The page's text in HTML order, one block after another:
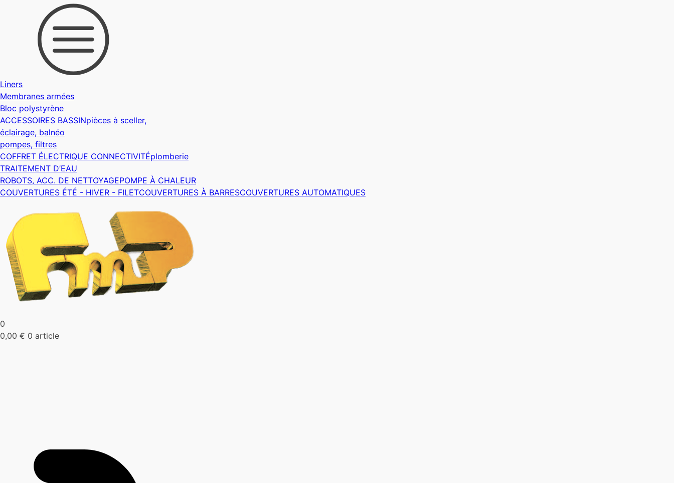
Liners
Membranes armées
Bloc polystyrène
ACCESSOIRES BASSINpièces à sceller,
éclairage, balnéo
pompes, filtres
COFFRET ÉLECTRIQUE CONNECTIVITÉplomberie
TRAITEMENT D’EAU
ROBOTS, ACC. DE NETTOYAGEPOMPE À CHALEUR
COUVERTURES ÉTÉ - HIVER - FILETCOUVERTURES À BARRESCOUVERTURES AUTOMATIQUES
0
0,00 € 0 article